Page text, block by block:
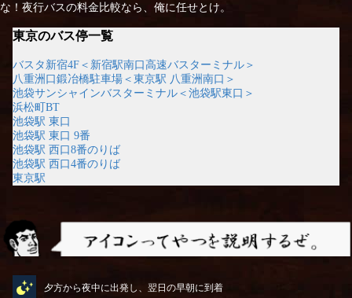
な！夜行バスの料金比較なら、俺に任せとけ。
東京のバス停一覧
バスタ新宿4F＜新宿駅南口高速バスターミナル＞
八重洲口鍛冶橋駐車場＜東京駅 八重洲南口＞
池袋サンシャインバスターミナル＜池袋駅東口＞
浜松町BT
池袋駅 東口
池袋駅 東口 9番
池袋駅 西口8番のりば
池袋駅 西口4番のりば
東京駅
夕方から夜中に出発し、翌日の早朝に到着